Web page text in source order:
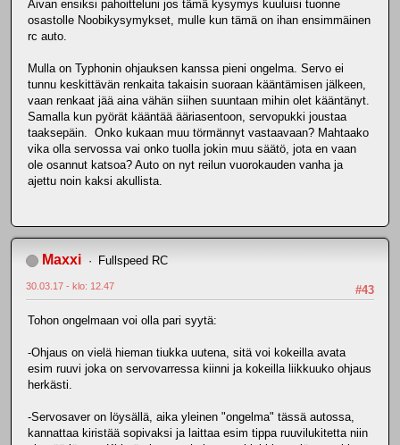
Aivan ensiksi pahoitteluni jos tämä kysymys kuuluisi tuonne
osastolle Noobikysymykset, mulle kun tämä on ihan ensimmäinen
rc auto.
Mulla on Typhonin ohjauksen kanssa pieni ongelma. Servo ei
tunnu keskittävän renkaita takaisin suoraan kääntämisen jälkeen,
vaan renkaat jää aina vähän siihen suuntaan mihin olet kääntänyt.
Samalla kun pyörät kääntää ääriasentoon, servopukki joustaa
taaksepäin. Onko kukaan muu törmännyt vastaavaan? Mahtaako
vika olla servossa vai onko tuolla jokin muu säätö, jota en vaan
ole osannut katsoa? Auto on nyt reilun vuorokauden vanha ja
ajettu noin kaksi akullista.
Maxxi Fullspeed RC
#43
30.03.17 - klo: 12.47
Tohon ongelmaan voi olla pari syytä:
-Ohjaus on vielä hieman tiukka uutena, sitä voi kokeilla avata
esim ruuvi joka on servovarressa kiinni ja kokeilla liikkuuko ohjaus
herkästi.
-Servosaver on löysällä, aika yleinen "ongelma" tässä autossa,
kannattaa kiristää sopivaksi ja laittaa esim tippa ruuvilukitetta niin